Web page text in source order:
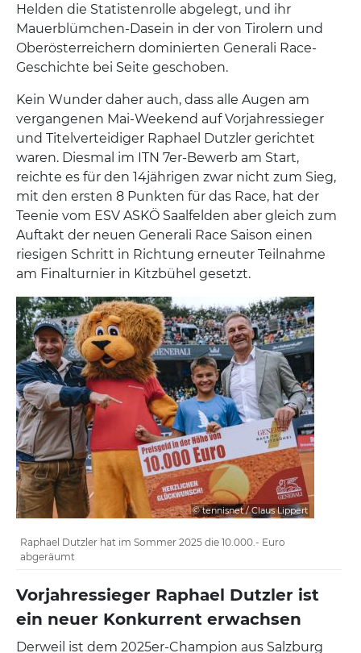
Helden die Statistenrolle abgelegt, und ihr
Mauerblümchen-Dasein in der von Tirolern und
Oberösterreichern dominierten Generali Race-
Geschichte bei Seite geschoben.
Kein Wunder daher auch, dass alle Augen am
vergangenen Mai-Weekend auf Vorjahressieger
und Titelverteidiger Raphael Dutzler gerichtet
waren. Diesmal im ITN 7er-Bewerb am Start,
reichte es für den 14jährigen zwar nicht zum Sieg,
mit den ersten 8 Punkten für das Race, hat der
Teenie vom ESV ASKÖ Saalfelden aber gleich zum
Auftakt der neuen Generali Race Saison einen
riesigen Schritt in Richtung erneuter Teilnahme
am Finalturnier in Kitzbühel gesetzt.
© tennisnet / Claus Lippert
Raphael Dutzler hat im Sommer 2025 die 10.000.- Euro
abgeräumt
Vorjahressieger Raphael Dutzler ist
ein neuer Konkurrent erwachsen
Derweil ist dem 2025er-Champion aus Salzburg